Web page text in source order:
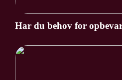
Har du behov for